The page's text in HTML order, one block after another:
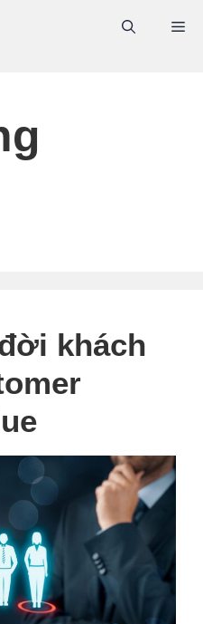
khách